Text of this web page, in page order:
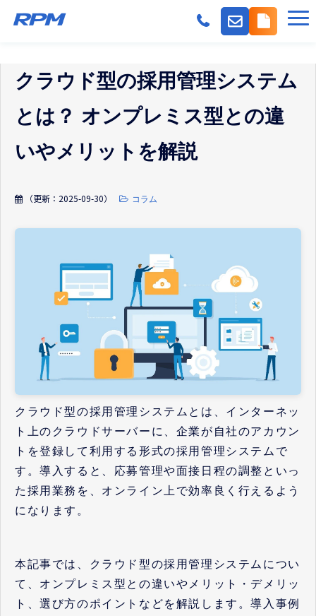
派遣会社の採用課題
事業会社の採用課題
料金
よくある質問
お役立ちコンテンツ
クラウド型の採用管理システム
とは？ オンプレミス型との違
いやメリットを解説
（更新： 2025-09-30） コラム
クラウド型の採用管理システムとは、インターネッ
ト上のクラウドサーバーに、企業が自社のアカウン
トを登録して利用する形式の採用管理システムで
す。導入すると、応募管理や面接日程の調整といっ
た採用業務を、オンライン上で効率良く行えるよう
になります。
本記事では、クラウド型の採用管理システムについ
て、オンプレミス型との違いやメリット・デメリッ
ト、選び方のポイントなどを解説します。導入事例